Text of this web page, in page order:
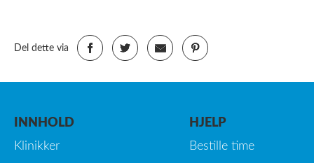
Del dette via
INNHOLD
Klinikker
HJELP
Bestille time